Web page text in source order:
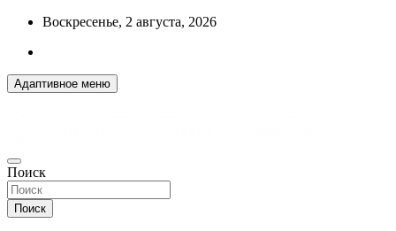
Перейти
содержимому
Воскресенье, 2 августа, 2026
Адаптивное меню
R55.RU
ДОБРЫЕ ВЕСТИ ИЗ ОМСКА
Поиск
Поиск